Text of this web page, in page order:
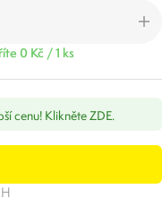
0 Kč / 1 ks
cenu! Klikněte ZDE.